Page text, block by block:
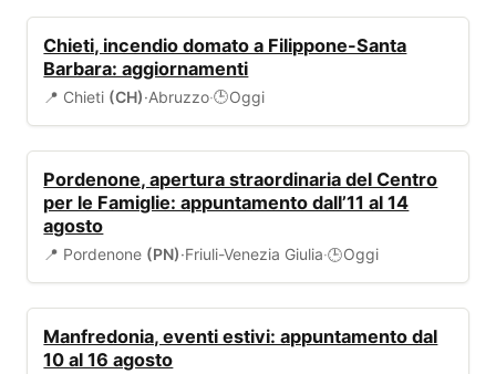
Chieti, incendio domato a Filippone-Santa
Barbara: aggiornamenti
📍 Chieti (CH)·Abruzzo·🕒Oggi
Pordenone, apertura straordinaria del Centro
per le Famiglie: appuntamento dall’11 al 14
agosto
📍 Pordenone (PN)·Friuli-Venezia Giulia·🕒Oggi
Manfredonia, eventi estivi: appuntamento dal
10 al 16 agosto